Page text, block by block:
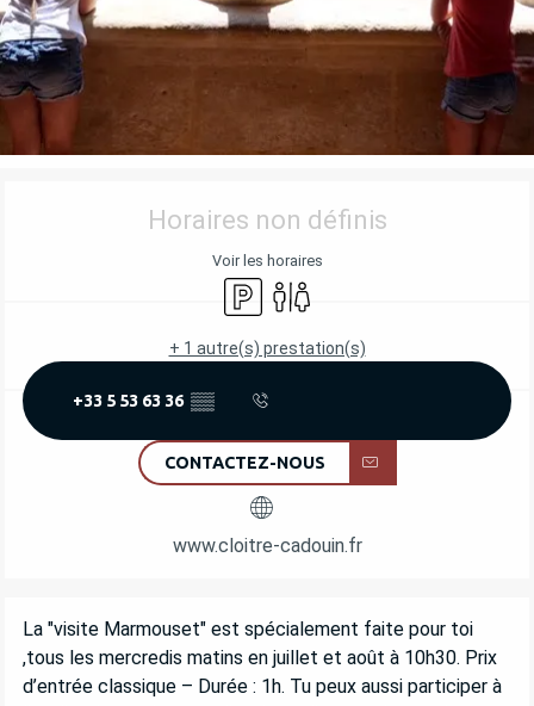
OUVERTURE ET COORDONNÉES
Horaires non définis
Voir les horaires
ParkingToilettes
+ 1 autre(s) prestation(s)
+33 5 53 63 36 ▒▒
CONTACTEZ-NOUS
www.cloitre-cadouin.fr
DESCRIPTION
La "visite Marmouset" est spécialement faite pour toi
,tous les mercredis matins en juillet et août à 10h30. Prix
d’entrée classique – Durée : 1h. Tu peux aussi participer à